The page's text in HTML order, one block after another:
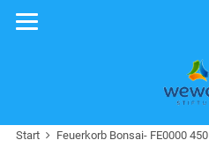
Start Feuerkorb Bonsai- FE0000 450